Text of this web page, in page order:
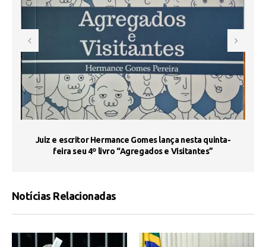
Juiz e escritor Hermance Gomes lança nesta quinta-
feira seu 4º livro “Agregados e Visitantes”
Notícias Relacionadas